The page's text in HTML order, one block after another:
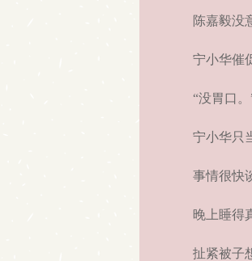
陈嘉毅没
宁小华催
“没胃口。
宁小华只
事情很快
晚上睡得
扯紧被子